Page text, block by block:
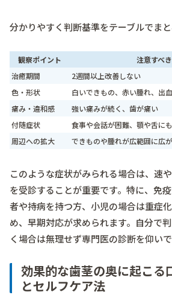
分かりやすく判断基準をテーブルでまと
観察ポイント
注意すべ
治癒期間
2週間以上改善しない
色・形状
白いできもの、赤い腫れ、出
痛み・違和感
強い痛みが続く、歯が痛い
付随症状
食事や会話が困難、顎や舌に
周辺への拡大
できものや腫れが広範囲に広
このような症状がみられる場合は、速
を受診することが重要です。特に、免
者や持病を持つ方、小児の場合は重症
め、早期対応が求められます。自分で
く場合は無理せず専門医の診断を仰いで
効果的な歯茎の奥に起こる
とセルフケア法